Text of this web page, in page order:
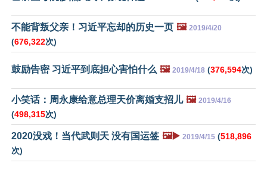
不能背叛父亲！习近平忘却的历史一页 🖼️ 2019/4/20
(676,322次)
鼓励告密 习近平到底担心害怕什么 🖼️ 2019/4/18 (376,594次)
小笑话：周永康给意总理天价离婚支招儿 🖼️ 2019/4/16
(498,315次)
2020没戏！当代武则天 没有国运签 🖼️▶️ 2019/4/15 (518,896
次)